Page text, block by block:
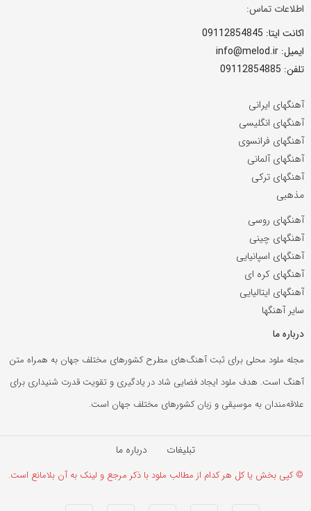
اطلاعات تماس:
اکانت ایتا: 09112854845
ایمیل: info@melod.ir
تلفن: 09112854885
آهنگهای ایرانی
آهنگهای انگلیسی
آهنگهای فرانسوی
آهنگهای آلمانی
آهنگهای ترکی
مذهبی
آهنگهای روسی
آهنگهای چینی
آهنگهای اسپانیایی
آهنگهای کره ای
آهنگهای ایتالیایی
سایر آهنگها
درباره ما
مجله ملود محلی برای ثبت آهنگ‌های مطرح کشورهای مختلف جهان به همراه متن
آهنگ است. هدف ملود ایجاد فضایی شاد در یادگیری و تقویت قدرت شنیداری برای
علاقه‌مندان به موسیقی و زبان کشورهای مختلف جهان است.
تبلیغات درباره ما
© کپی بخش یا کل هر کدام از مطالب ملود با ذکر مرجع و لینک به آن بلامانع است.